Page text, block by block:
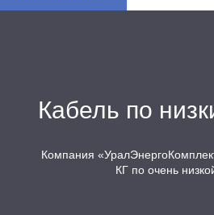
Кабель по
Компания
КГ по очень